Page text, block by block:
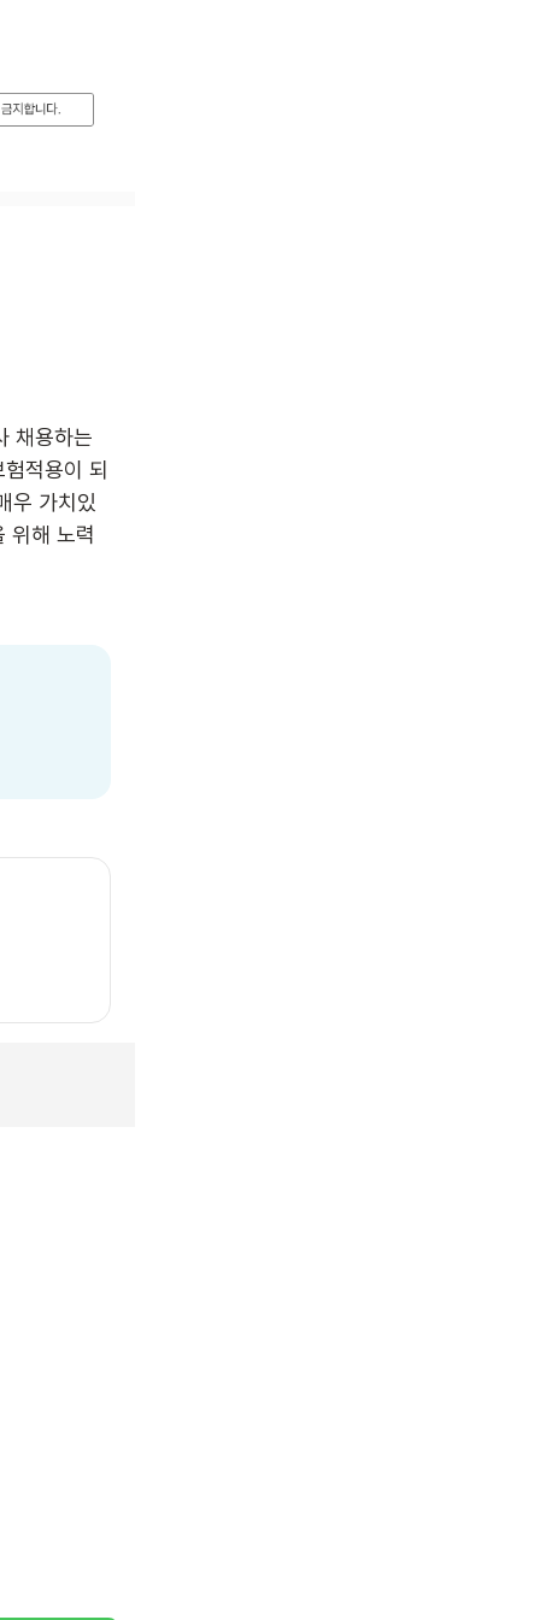
채용하는
적용이 되
우 가치있
위해 노력